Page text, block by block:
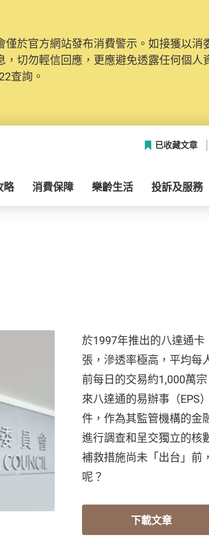
僅於官方網站發布消費警示。如接獲以消
，切勿輕信回應，更應避免透露任何個
查詢。
已收藏文章
略 消費保障 樂齡生活 投訴及服務
於1997年推出的八達通
張，滲透率極高，平均每
前每日的交易約1,000萬
來八達通的易辦事（EPS
件，作為其監管機構的金
進行調查和呈交獨立的核
補救措施尚未「出台」前
呢？
下載文章